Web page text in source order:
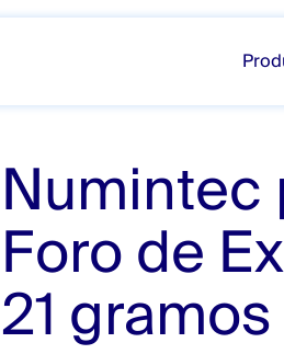
Numintec
Foro de
21 gramos ‎